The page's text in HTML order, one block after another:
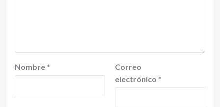
Nombre *
Correo
electrónico *